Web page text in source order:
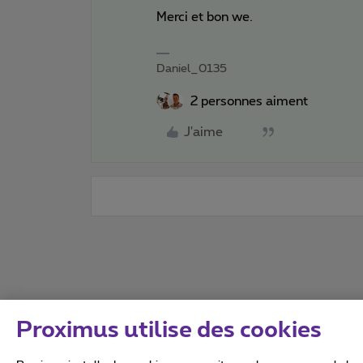
Merci et bon we.
Daniel_0135
2 personnes aiment
J'aime
Proximus utilise des cookies